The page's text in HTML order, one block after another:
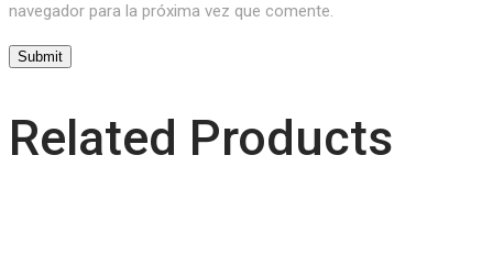
navegador para la próxima vez que comente.
Related Products